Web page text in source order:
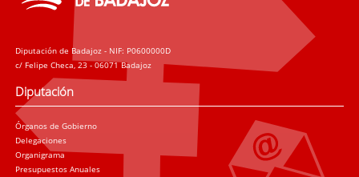
Diputación de Badajoz - NIF: P0600000D
c/ Felipe Checa, 23 - 06071 Badajoz
Diputación
Órganos de Gobierno
Delegaciones
Organigrama
Presupuestos Anuales